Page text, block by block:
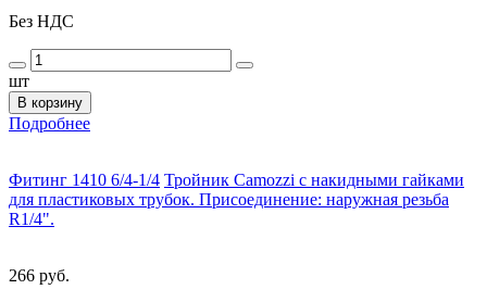
Без НДС
шт
В корзину
Подробнее
Фитинг 1410 6/4-1/4 Тройник Camozzi с накидными гайками
для пластиковых трубок. Присоединение: наружная резьба
R1/4".
266 руб.